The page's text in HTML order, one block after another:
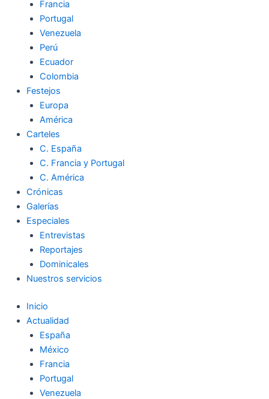
Francia
Portugal
Venezuela
Perú
Ecuador
Colombia
Festejos
Europa
América
Carteles
C. España
C. Francia y Portugal
C. América
Crónicas
Galerías
Especiales
Entrevistas
Reportajes
Dominicales
Nuestros servicios
Inicio
Actualidad
España
México
Francia
Portugal
Venezuela